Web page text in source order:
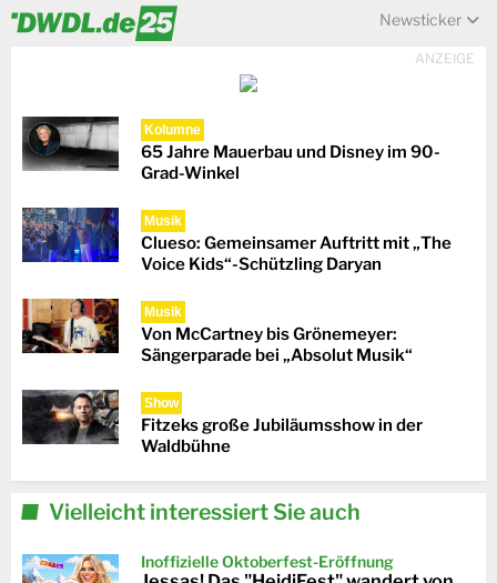
Newsticker
ANZEIGE
Kolumne
65 Jahre Mauerbau und Disney im 90-
Grad-Winkel
Musik
Clueso: Gemeinsamer Auftritt mit „The
Voice Kids“-Schützling Daryan
Musik
Von McCartney bis Grönemeyer:
Sängerparade bei „Absolut Musik“
Show
Fitzeks große Jubiläumsshow in der
Waldbühne
Vielleicht interessiert Sie auch
Inoffizielle Oktoberfest-Eröffnung